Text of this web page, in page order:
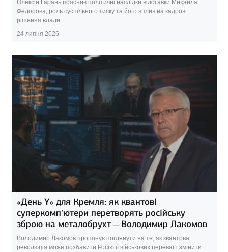
Олексій Гарань пояснив політичні наслідки відставки Михайла
Федорова, роль суспільного тиску та його вплив на кадрові
рішення влади
24 липня 2026
«День Y» для Кремля: як квантові
суперкомп’ютери перетворять російську
зброю на металобрухт – Володимир Лакомов
Володимир Лакомов пропонує поглянути на те, як квантова
революція може позбавити Росію її військових переваг і змінити